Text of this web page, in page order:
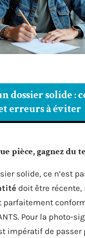
dossier solide :
erreurs à éviter
pièce, gagnez du
solide, ce n’est
doit être récente,
parfaitement
Pour la photo-
impératif de passer